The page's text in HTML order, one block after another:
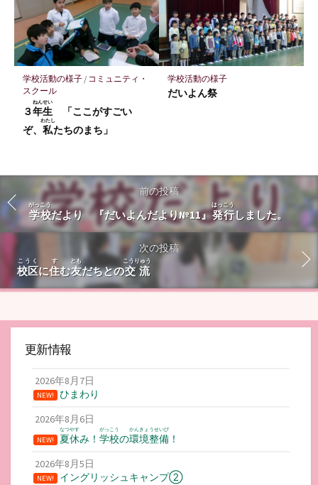
学校活動の様子/ コミュニティ・
スクール
３年生
ねんせい
「ここがすごい
ぞ、 私
わたし
たちのまち」
学校活動の様子
だいよん祭
前の投稿
学校
がっこう
だより 『だいよんだより№11』発行
はっこう
しました。
次の投稿
校区
こうく
に住
す
む友
とも
だちとの交流
こうりゅう
更新情報
2026年8月7日
NEW!
ひまわり
2026年8月6日
NEW! 夏休
なつやす
み！ 学校
がっこう
の環境整備
かんきょうせいび
！
2026年8月5日
NEW!
イングリッシュキャンプ②